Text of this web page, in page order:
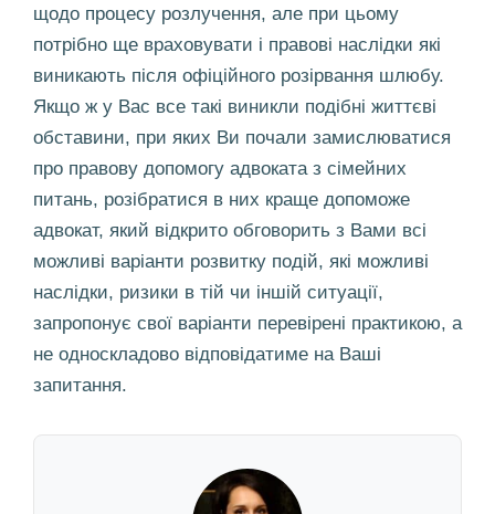
щодо процесу розлучення, але при цьому
потрібно ще враховувати і правові наслідки які
виникають після офіційного розірвання шлюбу.
Якщо ж у Вас все такі виникли подібні життєві
обставини, при яких Ви почали замислюватися
про правову допомогу адвоката з сімейних
питань, розібратися в них краще допоможе
адвокат, який відкрито обговорить з Вами всі
можливі варіанти розвитку подій, які можливі
наслідки, ризики в тій чи іншій ситуації,
запропонує свої варіанти перевірені практикою, а
не односкладово відповідатиме на Ваші
запитання.